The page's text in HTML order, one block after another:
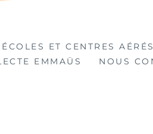
ÉCOLES ET CENTRES AÉRÉS
EMMAÜS NOUS